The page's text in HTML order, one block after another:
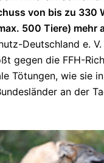
von bis zu 330
500 Tiere) mehr
Deutschland e.
gegen die FFH-
Tötungen, wie sie
an der